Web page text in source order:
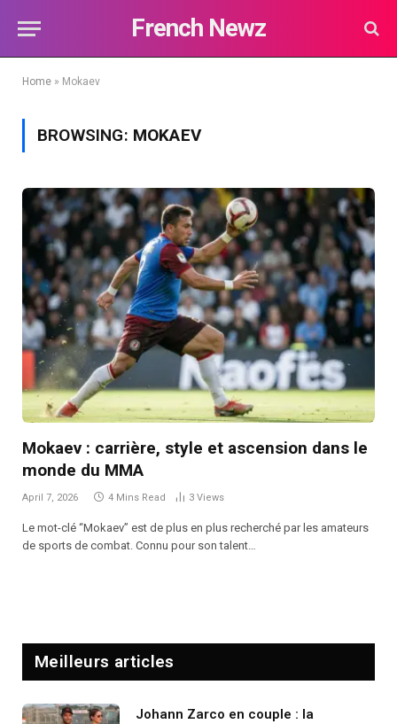
French Newz
Home » Mokaev
BROWSING: MOKAEV
Mokaev : carrière, style et ascension dans le
monde du MMA
April 7, 2026 4 Mins Read 3 Views
Le mot-clé “Mokaev” est de plus en plus recherché par les amateurs
de sports de combat. Connu pour son talent…
Meilleurs articles
Johann Zarco en couple : la